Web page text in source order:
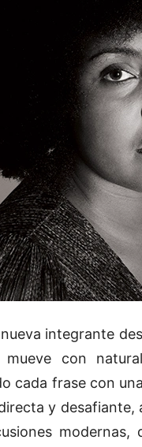
integrante
mueve con
cada frase con
y
modernas,